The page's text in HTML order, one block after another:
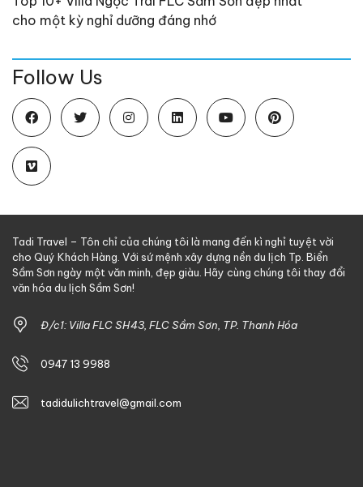
cho một kỳ nghỉ dưỡng đáng nhớ
Follow Us
Tadi Travel – Tôn chỉ của chúng tôi là mang đến kì nghỉ tuyệt vời
cho Quý Khách Hàng. Với sứ mệnh xây dựng nền du lịch Tp. Biển
Sầm Sơn ngày một văn minh, đẹp giàu. Hãy cùng chúng tôi thay đổi
văn hóa du lịch Sầm Sơn!
Đ/c1: Villa FLC SH43, FLC Sầm Sơn, TP. Thanh Hóa
0947 13 9988
tadidulichtravel@gmail.com